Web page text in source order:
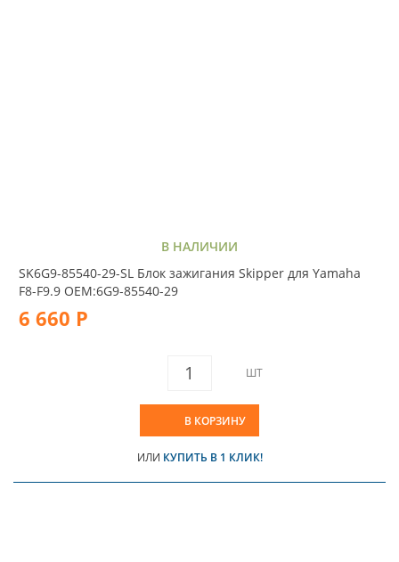
В НАЛИЧИИ
SK6G9-85540-29-SL Блок зажигания Skipper для Yamaha
F8-F9.9 OEM:6G9-85540-29
6 660 Р
ШТ
В КОРЗИНУ
ИЛИ КУПИТЬ В 1 КЛИК!